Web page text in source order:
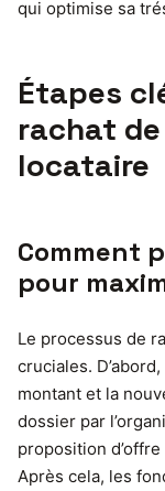
qui optimise sa
Étapes
rachat
locataire
Comment
pour
Le processus de
cruciales.
montant et la
dossier par
proposition
Après cela, les